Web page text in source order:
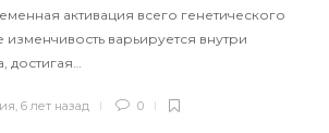
активация всего генетического
изменчивость варьируется внутри
6 лет назад 0